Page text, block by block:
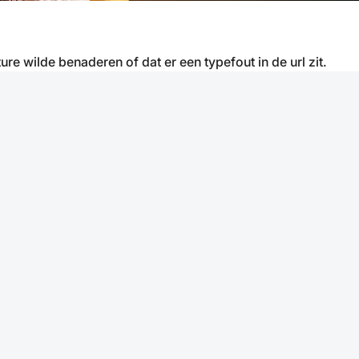
wilde benaderen of dat er een typefout in de url zit.